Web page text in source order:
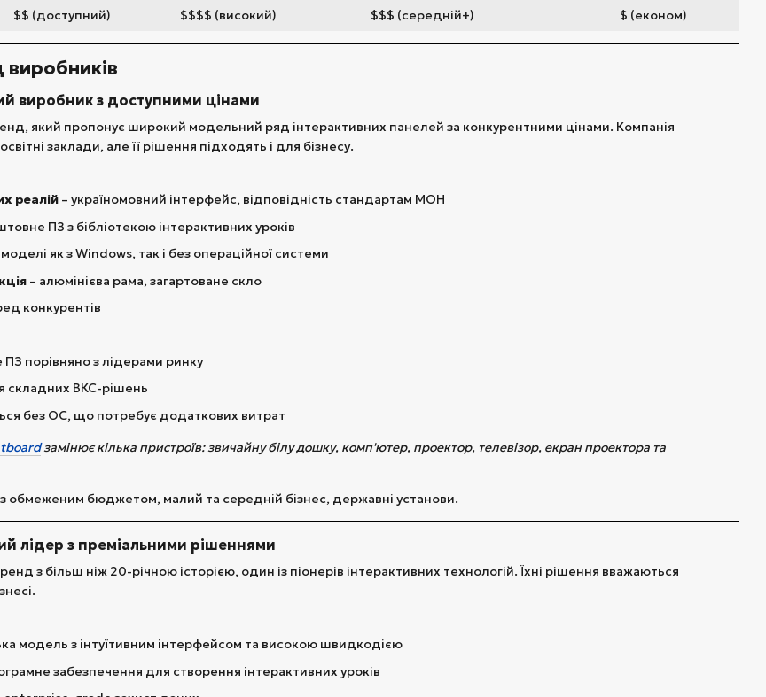
$$ (доступний) $$$$ (високий) $$$ (середній+) $ (економ)
виробник з доступними цінами
який пропонує широкий модельний ряд інтерактивних панелей за конкурентними цінами. Компанія
заклади, але її рішення підходять і для бізнесу.
реалій – україномовний інтерфейс, відповідність стандартам МОН
ПЗ з бібліотекою інтерактивних уроків
як з Windows, так і без операційної системи
– алюмінієва рама, загартоване скло
конкурентів
порівняно з лідерами ринку
складних ВКС-рішень
без ОС, що потребує додаткових витрат
замінює кілька пристроїв: звичайну білу дошку, комп'ютер, проектор, телевізор, екран проектора та
обмеженим бюджетом, малий та середній бізнес, державні установи.
лідер з преміальними рішеннями
з більш ніж 20-річною історією, один із піонерів інтерактивних технологій. Їхні рішення вважаються
модель з інтуїтивним інтерфейсом та високою швидкодією
забезпечення для створення інтерактивних уроків